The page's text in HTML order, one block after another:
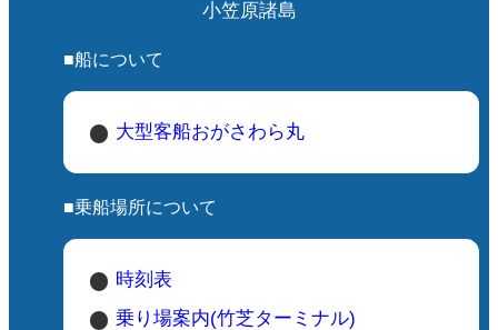
小笠原諸島
■船について
大型客船おがさわら丸
■乗船場所について
時刻表
乗り場案内(竹芝ターミナル)